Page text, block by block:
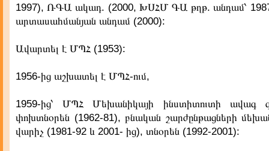
1997), ՌԳԱ ակադ. (2000, ԽՍՀՄ ԳԱ թղթ. անդամ՝
արտասահմանյան անդամ (2000):
Ավարտել է ՄՊՀ (1953):
1956-ից աշխատել է ՄՊՀ-ում,
1959-ից՝ ՄՊՀ Մեխանիկայի ինստիտուտի ավագ
փոխտնօրեն (1962-81), բնական շարժընթացների
վարիչ (1981-92 և 2001- ից), տնօրեն (1992-2001):